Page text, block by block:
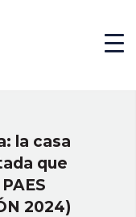
la casa
que
2024)